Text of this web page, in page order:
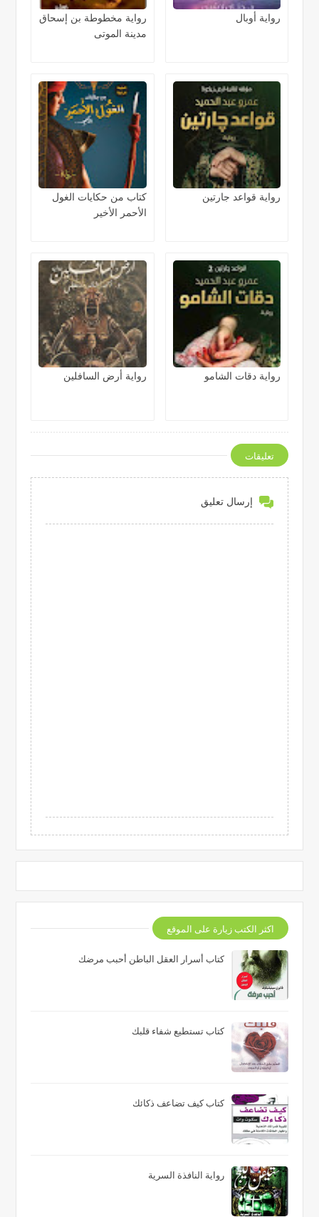
رواية أوبال
رواية مخطوطة بن إسحاق
مدينة الموتى
رواية قواعد جارتين
كتاب من حكايات الغول
الأحمر الأخير
رواية دقات الشامو رواية أرض السافلين
تعليقات
إرسال تعليق
اكثر الكتب زيارة على الموقع
كتاب أسرار العقل الباطن أحبب مرضك
كتاب تستطيع شفاء قلبك
كتاب كيف تضاعف ذكائك
رواية النافذة السرية